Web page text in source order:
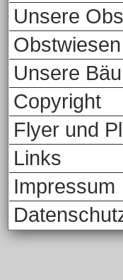
Unsere
Unsere
Copyright
Flyer und
Links
Impressum